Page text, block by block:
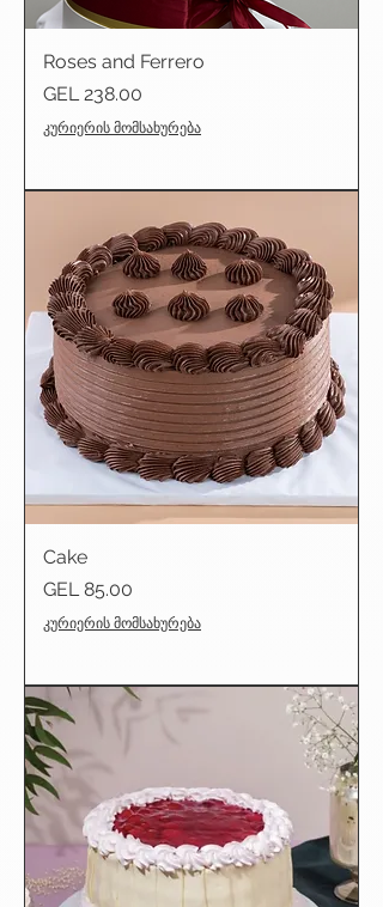
Roses and Ferrero
Price
GEL 238.00
კურიერის მომსახურება
Cake
Price
GEL 85.00
კურიერის მომსახურება